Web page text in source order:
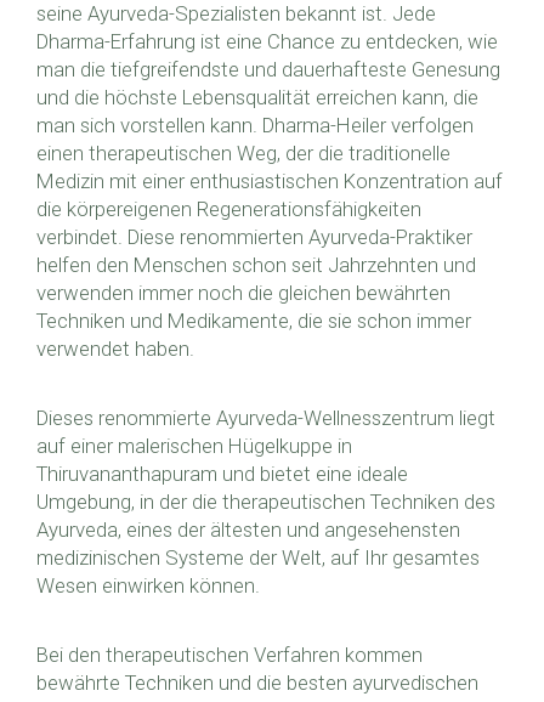
seine Ayurveda-Spezialisten bekannt ist. Jede
Dharma-Erfahrung ist eine Chance zu entdecken, wie
man die tiefgreifendste und dauerhafteste Genesung
und die höchste Lebensqualität erreichen kann, die
man sich vorstellen kann. Dharma-Heiler verfolgen
einen therapeutischen Weg, der die traditionelle
Medizin mit einer enthusiastischen Konzentration auf
die körpereigenen Regenerationsfähigkeiten
verbindet. Diese renommierten Ayurveda-Praktiker
helfen den Menschen schon seit Jahrzehnten und
verwenden immer noch die gleichen bewährten
Techniken und Medikamente, die sie schon immer
verwendet haben.
Dieses renommierte Ayurveda-Wellnesszentrum liegt
auf einer malerischen Hügelkuppe in
Thiruvananthapuram und bietet eine ideale
Umgebung, in der die therapeutischen Techniken des
Ayurveda, eines der ältesten und angesehensten
medizinischen Systeme der Welt, auf Ihr gesamtes
Wesen einwirken können.
Bei den therapeutischen Verfahren kommen
bewährte Techniken und die besten ayurvedischen